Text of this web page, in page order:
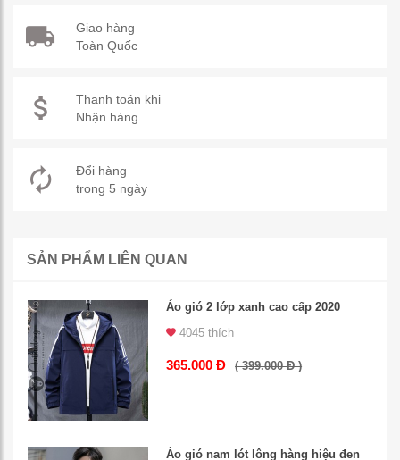
Giao hàng
Toàn Quốc
Thanh toán khi
Nhận hàng
Đổi hàng
trong 5 ngày
SẢN PHẨM LIÊN QUAN
Áo gió 2 lớp xanh cao cấp 2020
4045 thích
365.000 Đ ( 399.000 Đ )
Áo gió nam lót lông hàng hiệu đen